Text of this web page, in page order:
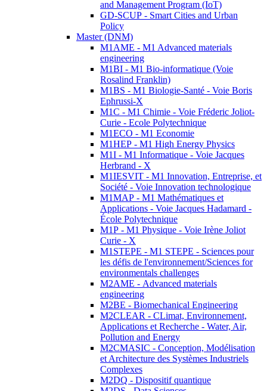
and Management Program (IoT)
GD-SCUP - Smart Cities and Urban
Policy
Master (DNM)
M1AME - M1 Advanced materials
engineering
M1BI - M1 Bio-informatique (Voie
Rosalind Franklin)
M1BS - M1 Biologie-Santé - Voie Boris
Ephrussi-X
M1C - M1 Chimie - Voie Fréderic Joliot-
Curie - Ecole Polytechnique
M1ECO - M1 Economie
M1HEP - M1 High Energy Physics
M1I - M1 Informatique - Voie Jacques
Herbrand - X
M1IESVIT - M1 Innovation, Entreprise, et
Société - Voie Innovation technologique
M1MAP - M1 Mathématiques et
Applications - Voie Jacques Hadamard -
École Polytechnique
M1P - M1 Physique - Voie Irène Joliot
Curie - X
M1STEPE - M1 STEPE - Sciences pour
les défis de l'environnement/Sciences for
environmentals challenges
M2AME - Advanced materials
engineering
M2BE - Biomechanical Engineering
M2CLEAR - CLimat, Environnement,
Applications et Recherche - Water, Air,
Pollution and Energy
M2CMASIC - Conception, Modélisation
et Architecture des Systèmes Industriels
Complexes
M2DQ - Dispositif quantique